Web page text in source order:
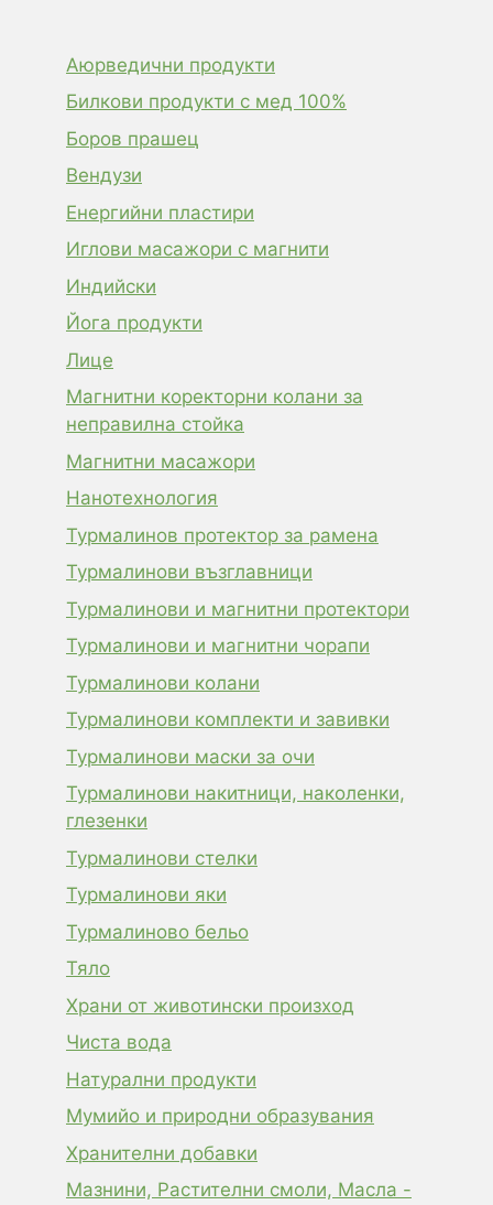
Аюрведични продукти
Билкови продукти с мед 100%
Боров прашец
Вендузи
Енергийни пластири
Иглови масажори с магнити
Индийски
Йога продукти
Лице
Магнитни коректорни колани за
неправилна стойка
Магнитни масажори
Нанотехнология
Турмалинов протектор за рамена
Турмалинови възглавници
Турмалинови и магнитни протектори
Турмалинови и магнитни чорапи
Турмалинови колани
Турмалинови комплекти и завивки
Турмалинови маски за очи
Турмалинови накитници, наколенки,
глезенки
Турмалинови стелки
Турмалинови яки
Турмалиново бельо
Тяло
Храни от животински произход
Чиста вода
Натурални продукти
Мумийо и природни образувания
Хранителни добавки
Мазнини, Растителни смоли, Масла -